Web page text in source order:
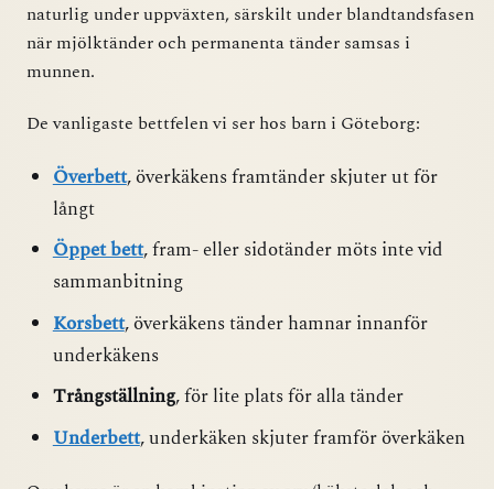
naturlig under uppväxten, särskilt under blandtandsfasen
när mjölktänder och permanenta tänder samsas i
munnen.
De vanligaste bettfelen vi ser hos barn i Göteborg:
Överbett, överkäkens framtänder skjuter ut för
långt
Öppet bett, fram- eller sidotänder möts inte vid
sammanbitning
Korsbett, överkäkens tänder hamnar innanför
underkäkens
Trångställning, för lite plats för alla tänder
Underbett, underkäken skjuter framför överkäken